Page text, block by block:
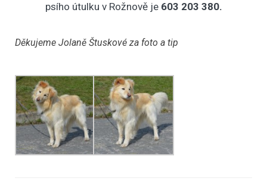
psího útulku v Rožnově je 603 203 380.
Děkujeme Jolaně Štuskové za foto a tip